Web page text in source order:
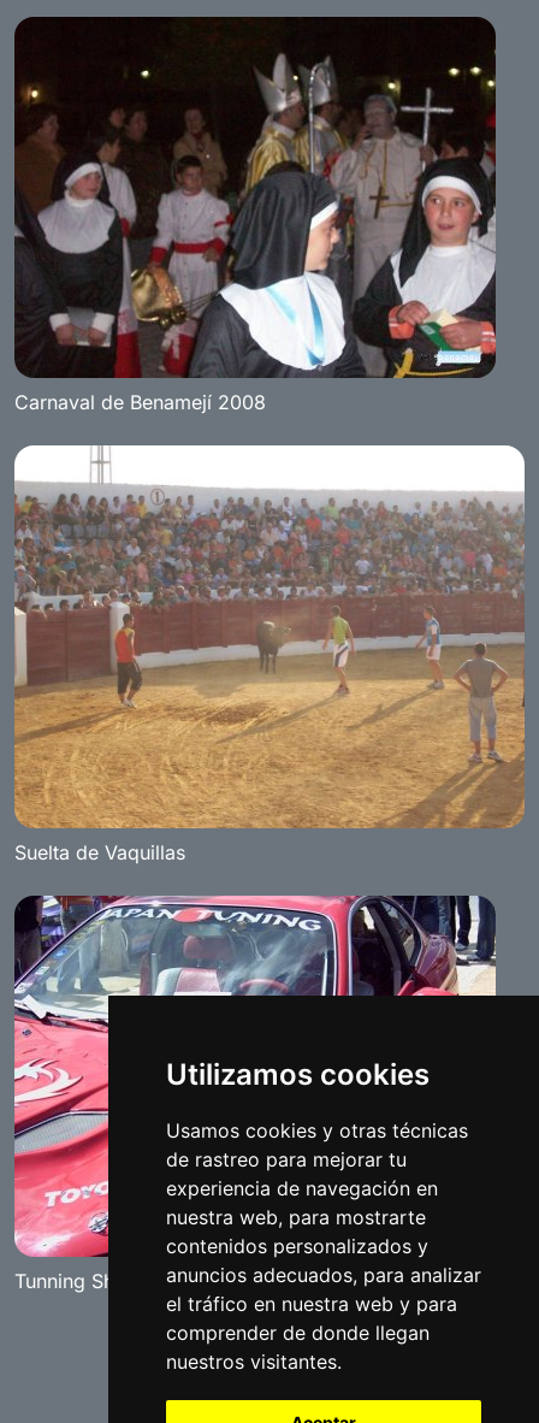
Utilizamos cookies
Usamos cookies y otras técnicas
de rastreo para mejorar tu
experiencia de navegación en
nuestra web, para mostrarte
contenidos personalizados y
anuncios adecuados, para analizar
el tráfico en nuestra web y para
comprender de donde llegan
nuestros visitantes.
Carnaval de Benamejí 2008
Suelta de Vaquillas
Tunning Show "The Red Diamand" Benameji 2007